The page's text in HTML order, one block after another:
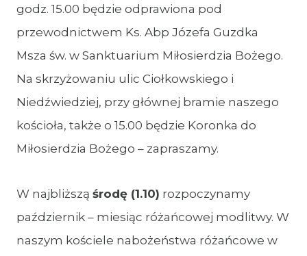
godz. 15.00 będzie odprawiona pod
przewodnictwem Ks. Abp Józefa Guzdka
Msza św. w Sanktuarium Miłosierdzia Bożego.
Na skrzyżowaniu ulic Ciołkowskiego i
Niedźwiedziej, przy głównej bramie naszego
kościoła, także o 15.00 będzie Koronka do
Miłosierdzia Bożego – zapraszamy.
W najbliższą środę (1.10) rozpoczynamy
październik – miesiąc różańcowej modlitwy. W
naszym kościele nabożeństwa różańcowe w